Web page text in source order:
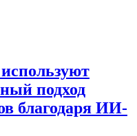
подход
благодаря ИИ-